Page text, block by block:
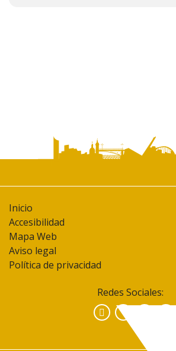
Inicio
Accesibilidad
Mapa Web
Aviso legal
Política de privacidad
Redes Sociales:
Facebook